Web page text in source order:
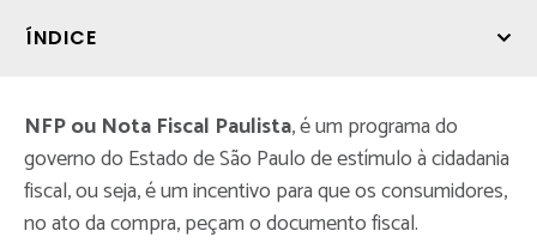
ÍNDICE
NFP ou Nota Fiscal Paulista, é um programa do
governo do Estado de São Paulo de estímulo à cidadania
fiscal, ou seja, é um incentivo para que os consumidores,
no ato da compra, peçam o documento fiscal.